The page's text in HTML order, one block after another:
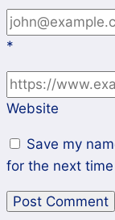
*
Website
Save my
for the next